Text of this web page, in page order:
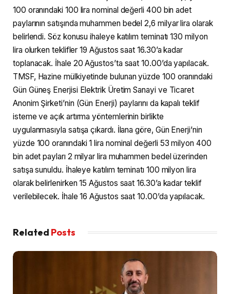
100 oranındaki 100 lira nominal değerli 400 bin adet
paylarının satışında muhammen bedel 2,6 milyar lira olarak
belirlendi. Söz konusu ihaleye katılım teminatı 130 milyon
lira olurken teklifler 19 Ağustos saat 16.30’a kadar
toplanacak. İhale 20 Ağustos’ta saat 10.00’da yapılacak.
TMSF, Hazine mülkiyetinde bulunan yüzde 100 oranındaki
Gün Güneş Enerjisi Elektrik Üretim Sanayi ve Ticaret
Anonim Şirketi’nin (Gün Enerji) paylarını da kapalı teklif
isteme ve açık artırma yöntemlerinin birlikte
uygulanmasıyla satışa çıkardı. İlana göre, Gün Enerji’nin
yüzde 100 oranındaki 1 lira nominal değerli 53 milyon 400
bin adet payları 2 milyar lira muhammen bedel üzerinden
satışa sunuldu. İhaleye katılım teminatı 100 milyon lira
olarak belirlenirken 15 Ağustos saat 16.30’a kadar teklif
verilebilecek. İhale 16 Ağustos saat 10.00’da yapılacak.
Related Posts